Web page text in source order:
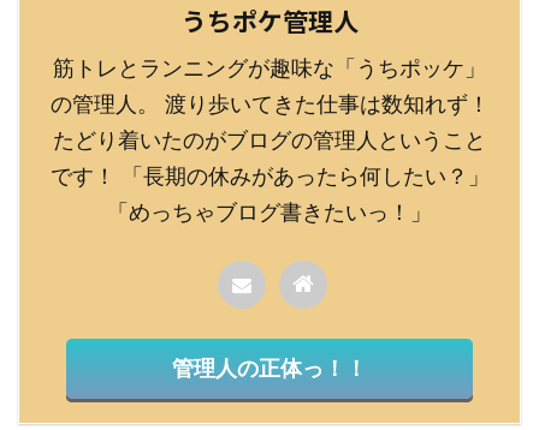
うちポケ管理人
筋トレとランニングが趣味な「うちポッケ」
の管理人。 渡り歩いてきた仕事は数知れず！
たどり着いたのがブログの管理人ということ
です！ 「長期の休みがあったら何したい？」
「めっちゃブログ書きたいっ！」
管理人の正体っ！！